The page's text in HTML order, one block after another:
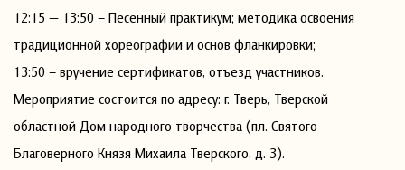
12:15 — 13:50 – Песенный практикум; методика освоения
традиционной хореографии и основ фланкировки;
13:50 – вручение сертификатов, отъезд участников.
Мероприятие состоится по адресу: г. Тверь, Тверской
областной Дом народного творчества (пл. Святого
Благоверного Князя Михаила Тверского, д. 3).